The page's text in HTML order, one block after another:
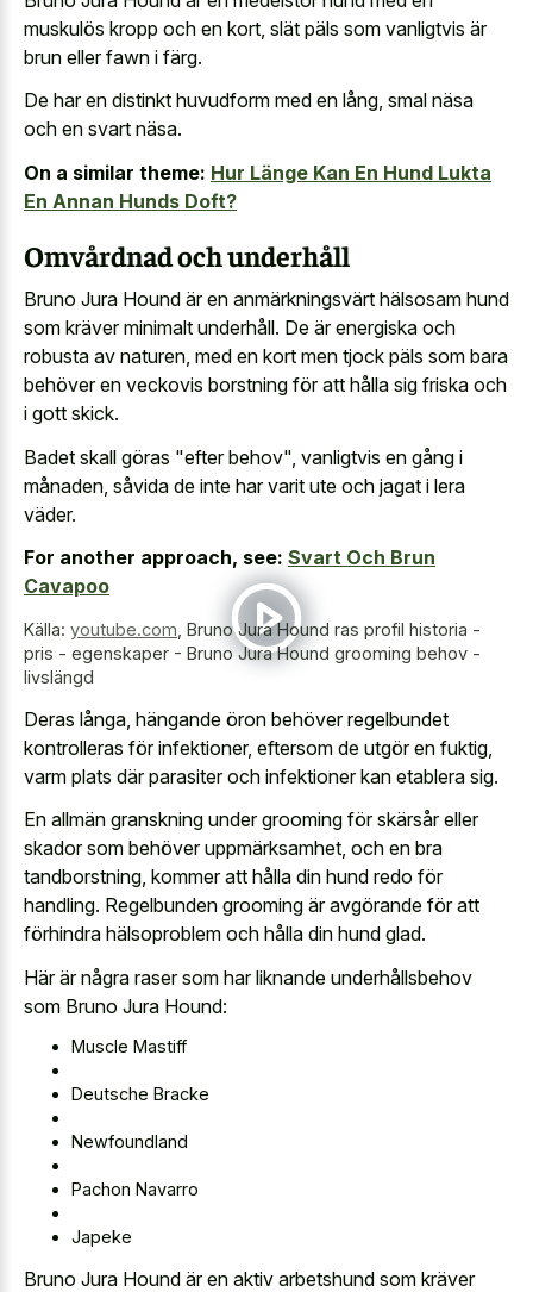
muskulös kropp och en kort, slät päls som vanligtvis är
brun eller fawn i färg.
De har en distinkt huvudform med en lång, smal näsa
och en svart näsa.
On a similar theme: Hur Länge Kan En Hund Lukta
En Annan Hunds Doft?
Omvårdnad och underhåll
Bruno Jura Hound är en anmärkningsvärt hälsosam hund
som kräver minimalt underhåll. De är energiska och
robusta av naturen, med en kort men tjock päls som bara
behöver en veckovis borstning för att hålla sig friska och
i gott skick.
Badet skall göras "efter behov", vanligtvis en gång i
månaden, såvida de inte har varit ute och jagat i lera
väder.
For another approach, see: Svart Och Brun
Cavapoo
Källa: youtube.com Bruno Jura Hound ras profil historia -
pris - egenskaper - Bruno Jura Hound grooming behov -
livslängd
Deras långa, hängande öron behöver regelbundet
kontrolleras för infektioner, eftersom de utgör en fuktig,
varm plats där parasiter och infektioner kan etablera sig.
En allmän granskning under grooming för skärsår eller
skador som behöver uppmärksamhet, och en bra
tandborstning, kommer att hålla din hund redo för
handling. Regelbunden grooming är avgörande för att
förhindra hälsoproblem och hålla din hund glad.
Här är några raser som har liknande underhållsbehov
som Bruno Jura Hound:
Muscle Mastiff
Deutsche Bracke
Newfoundland
Pachon Navarro
Japeke
Bruno Jura Hound är en aktiv arbetshund som kräver